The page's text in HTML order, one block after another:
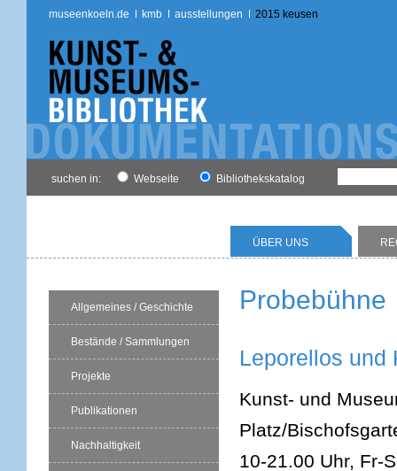
museenkoeln.de kmb ausstellungen 2015 keusen
suchen in: Webseite Bibliothekskatalog
ÜBER UNS
Allgemeines / Geschichte
Bestände / Sammlungen
Projekte
Publikationen
Nachhaltigkeit
Probebühne
Leporellos und
Kunst- und
Platz/
10-21.00 Uhr, Fr-